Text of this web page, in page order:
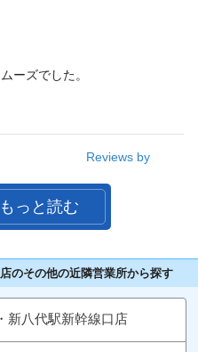
ーズでした。
Reviews by
っと読む
のその他の近隣営業所から探す
新八代駅新幹線口店